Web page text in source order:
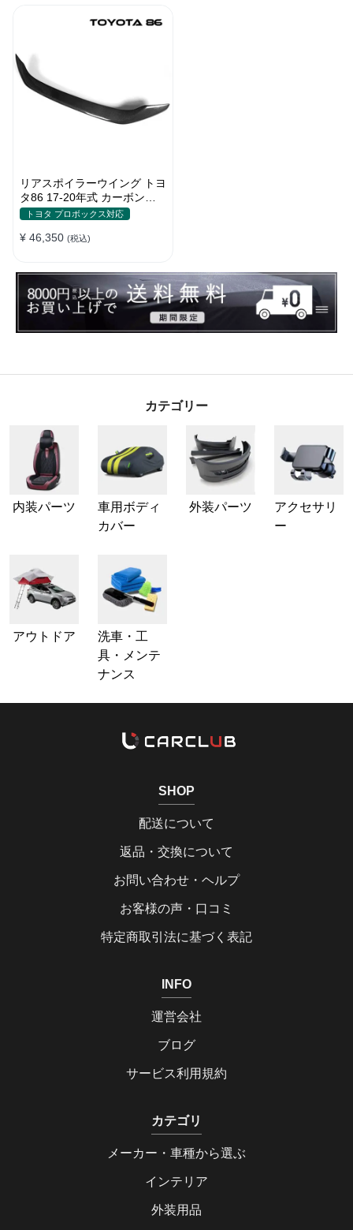
リアスポイラーウイング トヨ
タ86 17-20年式 カーボンフ
ァイバー 貼り付け装着
トヨタ プロボックス対応
¥ 46,350 (税込)
カテゴリー
内装パーツ
車用ボディ
カバー
外装パーツ
アクセサリ
ー
アウトドア
洗車・工
具・メンテ
ナンス
SHOP
配送について
返品・交換について
お問い合わせ・ヘルプ
お客様の声・口コミ
特定商取引法に基づく表記
INFO
運営会社
ブログ
サービス利用規約
カテゴリ
メーカー・車種から選ぶ
インテリア
外装用品